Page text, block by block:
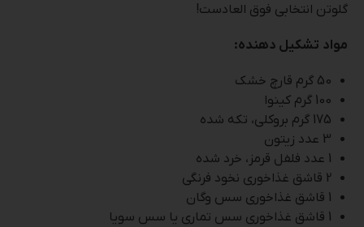
گلوتن انتخابی فوق العادست!
مواد تشکیل دهنده:
50 گرم قارچ خشک
100 گرم کینوا
175 گرم بروکلی، تکه شده
3 عدد زیتون
1 عدد فلفل قرمز، خرد شده
2 قاشق غذاخوری نخود فرنگی
1 قاشق غذاخوری سس وگان
1 قاشق غذاخوری سس تماری یا سس سویا